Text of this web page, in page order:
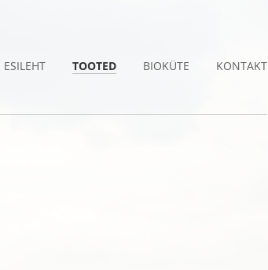
ESILEHT TOOTED BIOKÜTE KONTAKT